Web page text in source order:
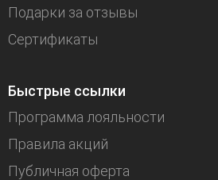
Подарки за отзывы
Сертификаты
Быстрые ссылки
Программа лояльности
Правила акций
Публичная оферта